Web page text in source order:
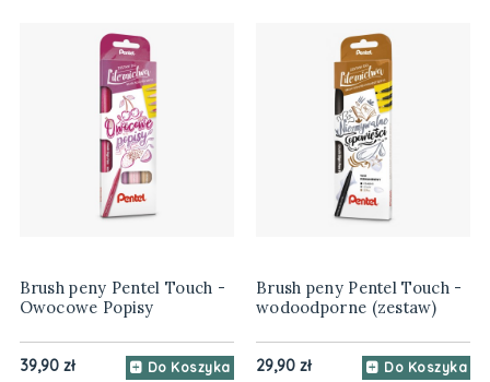
Brush peny Pentel Touch -
Owocowe Popisy
39,90 zł Do Koszyka
Brush peny Pentel Touch -
wodoodporne (zestaw)
29,90 zł Do Koszyka